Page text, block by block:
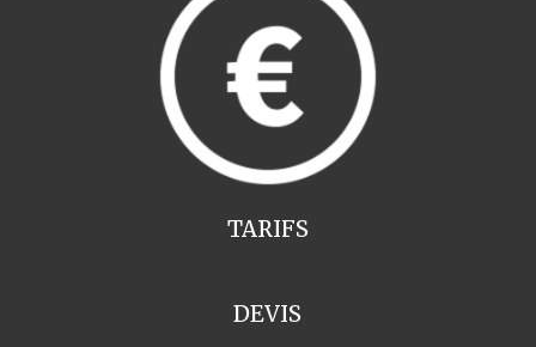
TARIFS
DEVIS